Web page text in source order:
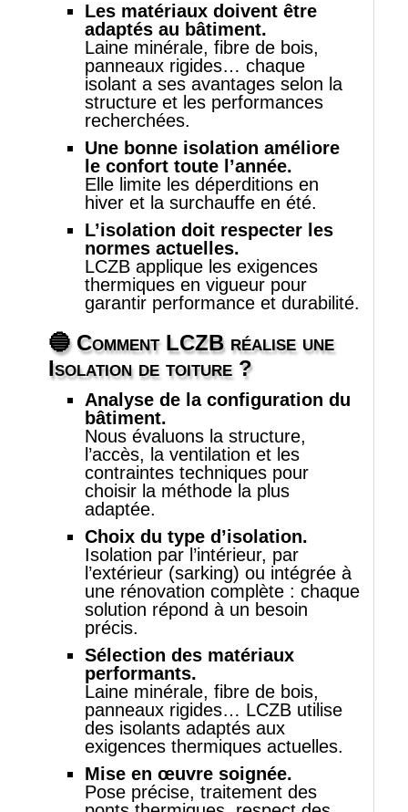
Les matériaux doivent être
adaptés au bâtiment.
Laine minérale, fibre de bois,
panneaux rigides… chaque
isolant a ses avantages selon la
structure et les performances
recherchées.
Une bonne isolation améliore
le confort toute l’année.
Elle limite les déperditions en
hiver et la surchauffe en été.
L’isolation doit respecter les
normes actuelles.
LCZB applique les exigences
thermiques en vigueur pour
garantir performance et durabilité.
🔵 Comment LCZB réalise une
Isolation de toiture ?
Analyse de la configuration du
bâtiment.
Nous évaluons la structure,
l’accès, la ventilation et les
contraintes techniques pour
choisir la méthode la plus
adaptée.
Choix du type d’isolation.
Isolation par l’intérieur, par
l’extérieur (sarking) ou intégrée à
une rénovation complète : chaque
solution répond à un besoin
précis.
Sélection des matériaux
performants.
Laine minérale, fibre de bois,
panneaux rigides… LCZB utilise
des isolants adaptés aux
exigences thermiques actuelles.
Mise en œuvre soignée.
Pose précise, traitement des